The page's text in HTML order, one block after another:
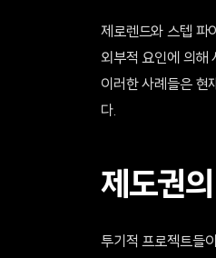
제로렌드와 스텝 파
외부적 요인에 의해
이러한 사례들은 현
다.
제도권
투기적 프로젝트들